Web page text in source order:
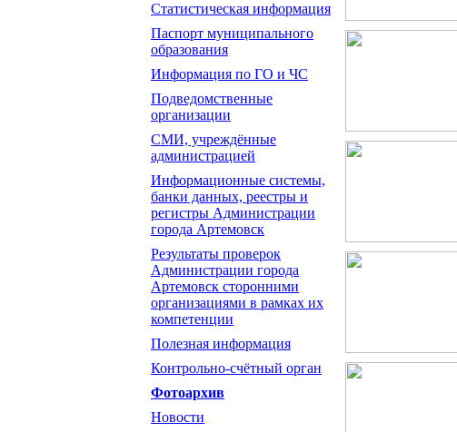
Статистическая информация
Паспорт муниципального
образования
Информация по ГО и ЧС
Подведомственные
организации
СМИ, учреждённые
администрацией
Информационные системы,
банки данных, реестры и
регистры Администрации
города Артемовск
Результаты проверок
Администрации города
Артемовск сторонними
организациями в рамках их
компетенции
Полезная информация
Контрольно-счётный орган
Фотоархив
Новости